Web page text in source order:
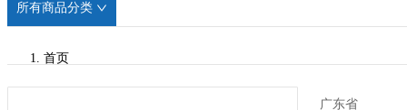
所有商品分类
首页
广东省